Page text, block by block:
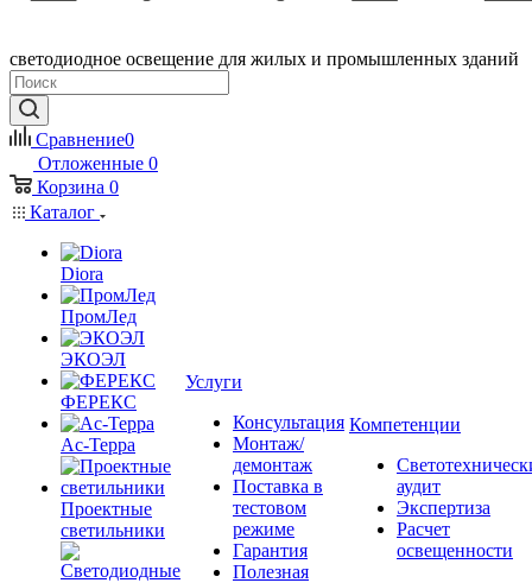
светодиодное освещение для жилых и промышленных зданий
Сравнение0
Отложенные 0
Корзина 0
Каталог
Diora
ПромЛед
ЭКОЭЛ
ФЕРЕКС
Ас-Терра
Проектные
светильники
Услуги
Консультация
Монтаж/
демонтаж
Поставка в
тестовом
режиме
Гарантия
Полезная
Компетенции
аудит
Экспертиза
Расчет
освещенности